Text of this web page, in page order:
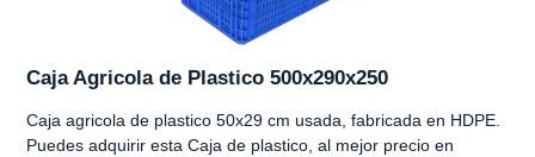
Caja Agricola de Plastico 500x290x250
Caja agricola de plastico 50x29 cm usada, fabricada en HDPE.
Puedes adquirir esta Caja de plastico, al mejor precio en